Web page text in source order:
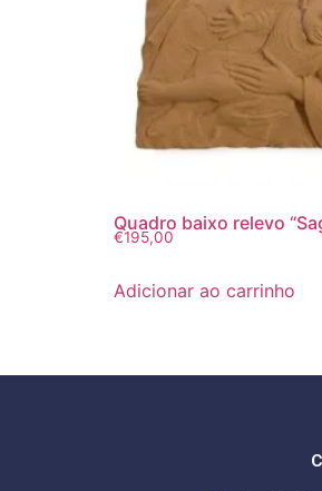
Quadro baixo relevo
€195,00
Adicionar ao carrinho